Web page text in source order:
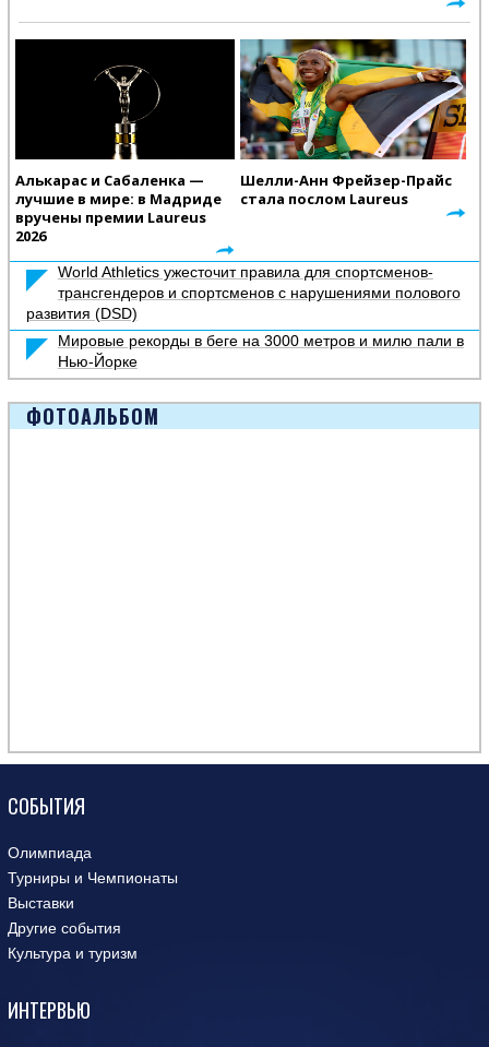
Алькарас и Сабаленка —
лучшие в мире: в Мадриде
вручены премии Laureus
2026
Шелли-Анн Фрейзер-Прайс
стала послом Laureus
World Athletics ужесточит правила для спортсменов-
трансгендеров и спортсменов с нарушениями полового
развития (DSD)
Мировые рекорды в беге на 3000 метров и милю пали в
Нью-Йорке
ФОТОАЛЬБОМ
СОБЫТИЯ
Олимпиада
Турниры и Чемпионаты
Выставки
Другие события
Культура и туризм
ИНТЕРВЬЮ